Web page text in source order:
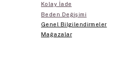
Kolay İade
Beden Değişimi
Genel Bilgilendirmeler
Mağazalar